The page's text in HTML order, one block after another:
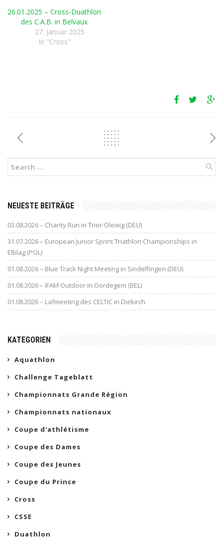
26.01.2025 – Cross-Duathlon
des C.A.B. in Belvaux
27. Januar 2025
In "Cross"
NEUESTE BEITRÄGE
03.08.2026 – Charity Run in Trier-Olewig (DEU)
31.07.2026 – European Junior Sprint Triathlon Championships in
Elblag (POL)
01.08.2026 – Blue Track Night Meeting in Sindelfingen (DEU)
01.08.2026 – IFAM Outdoor in Oordegem (BEL)
01.08.2026 – Lafmeeting des CELTIC in Diekirch
KATEGORIEN
Aquathlon
Challenge Tageblatt
Championnats Grande Région
Championnats nationaux
Coupe d'athlétisme
Coupe des Dames
Coupe des Jeunes
Coupe du Prince
Cross
CSSE
Duathlon